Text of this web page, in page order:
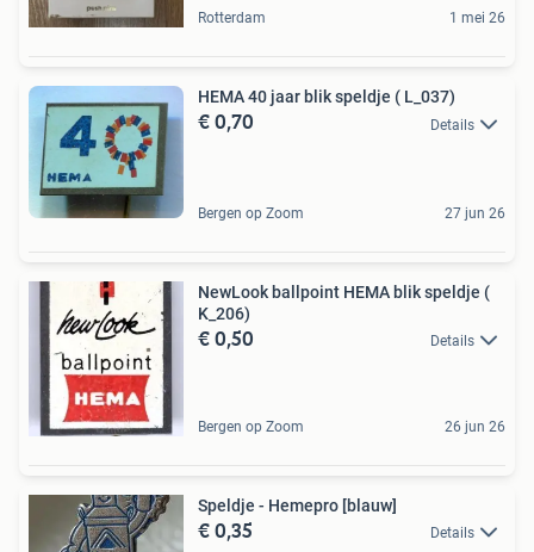
Rotterdam 1 mei 26
HEMA 40 jaar blik speldje ( L_037)
€ 0,70 Details
Bergen op Zoom 27 jun 26
NewLook ballpoint HEMA blik speldje (
K_206)
€ 0,50 Details
Bergen op Zoom 26 jun 26
Speldje - Hemepro [blauw]
€ 0,35 Details